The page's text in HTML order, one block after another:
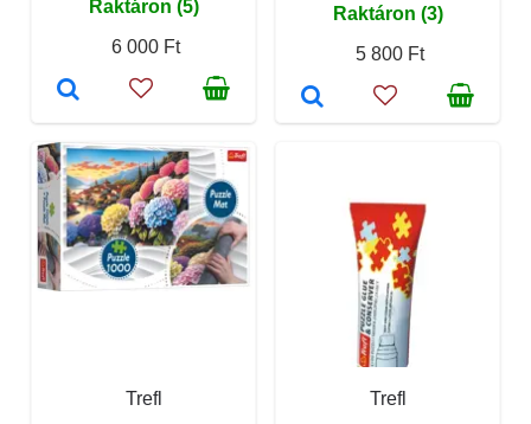
Raktáron (5)
6 000 Ft
Raktáron (3)
5 800 Ft
Trefl
Trefl